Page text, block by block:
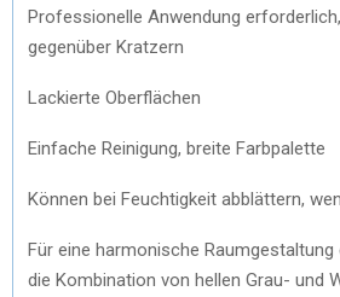
Professionelle Anwendung
gegenüber Kratzern
Lackierte Oberflächen
Einfache Reinigung, breite Farbpalette
Können bei Feuchtigkeit abblättern,
Für eine harmonische
die Kombination von hellen Grau- und